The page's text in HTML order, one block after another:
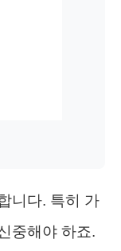
니다. 특히 가
중해야 하죠.